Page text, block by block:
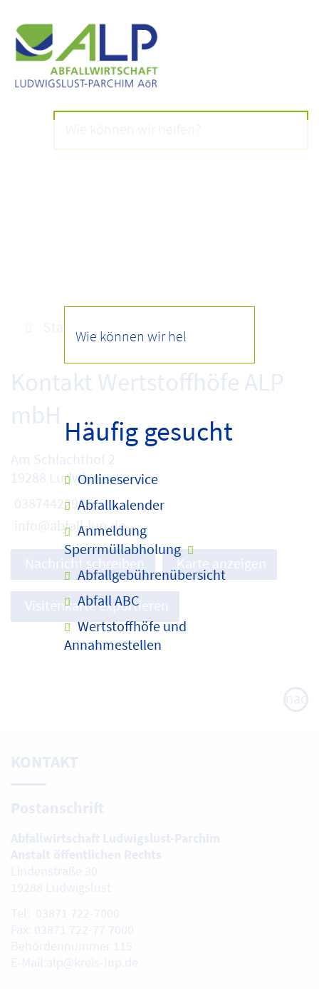
Häufig gesucht
Onlineservice
Abfallkalender
Anmeldung
Sperrmüllabholung
Abfallgebührenübersicht
Abfall ABC
Wertstoffhöfe und
Annahmestellen
Startseite Abfuhrtermine
Kontakt Wertstoffhöfe ALP
mbH
Am Schlachthof 2
19288 Ludwigslust
03874422960
info@abfall-lup.de
Nachricht schreiben Karte anzeigen
Visitenkarte exportieren
nach
oben
KONTAKT
Postanschrift
Abfallwirtschaft Ludwigslust-Parchim
Anstalt öffentlichen Rechts
Lindenstraße 30
19288 Ludwigslust
Tel: 03871 722-7000
Fax: 03871 722-77 7000
Behördennummer 115
E-Mail:alp@kreis-lup.de